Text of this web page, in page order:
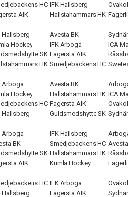
HC IFK Hallsberg
AIK Hallstahammars HK
Hallsberg Avesta BK
Hockey IFK Arboga
ICA
SK Fagersta AIK
HK Smedjebackens HC
Arboga Avesta BK
Hockey Hallstahammars HK ICA
HC Fagersta AIK
Hallsberg Guldsmedshytte SK
Arboga IFK Hallsberg
BK Smedjebackens HC
SK Hallstahammars HK
AIK Kumla Hockey
HC IFK Arboga
Hallsberg Fagersta AIK